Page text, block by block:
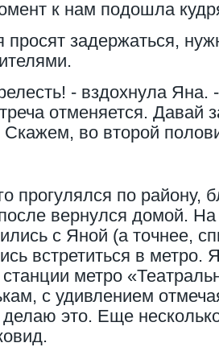
к нам подошла
задержаться,
- вздохнула Яна.
отменяется. Давай
Скажем, во второй
прогулялся по району,
вернулся домой.
с Яной (а точнее,
встретиться в
метро
с удивлением
делаю это. Еще